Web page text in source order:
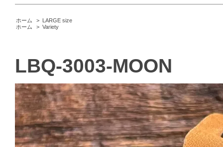
ホーム > LARGE size
ホーム
> Variety
LBQ-3003-MOON